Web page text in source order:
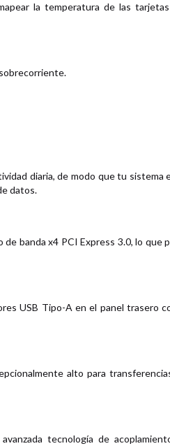
la temperatura de las tarjetas
diaria, de modo que tu sistema
datos.
banda x4 PCI Express 3.0, lo que
USB Tipo-A en el panel trasero
alto para
tecnología de